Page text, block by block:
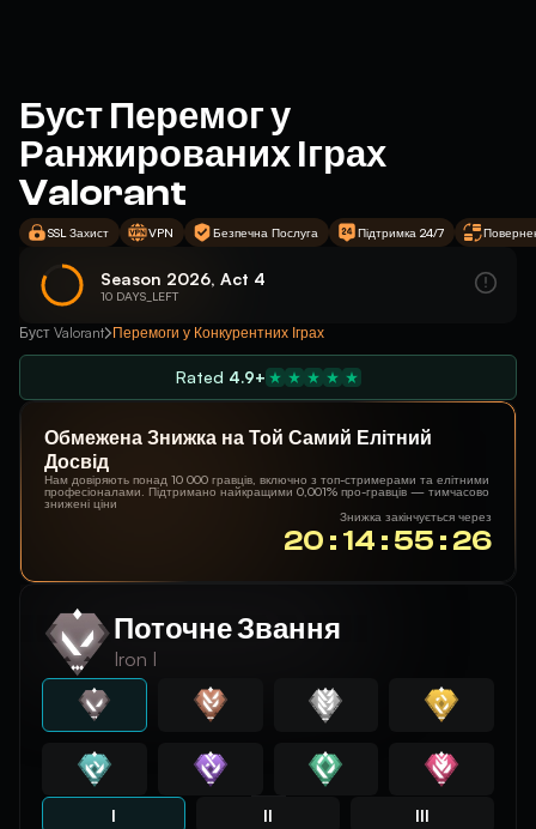
Буст Перемог у
Ранжированих Іграх
Valorant
SSL Захист VPN Безпечна Послуга Підтримка 24/7
Season 2026, Act 4
10 DAYS_LEFT
Буст Valorant Перемоги у Конкурентних Іграх
Rated 4.9+
Обмежена Знижка на Той Самий Елітний
Досвід
Нам довіряють понад 10 000 гравців, включно з топ-стримерами та елітними
професіоналами. Підтримано найкращими 0,001% про-гравців — тимчасово
знижені ціни
Знижка закінчується через
20 : 14 : 55 : 26
Поточне Звання
Iron I
I II III